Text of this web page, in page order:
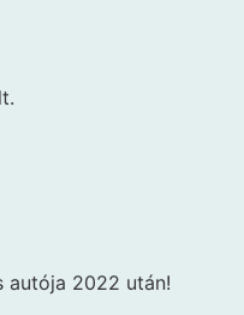
autója 2022 után!